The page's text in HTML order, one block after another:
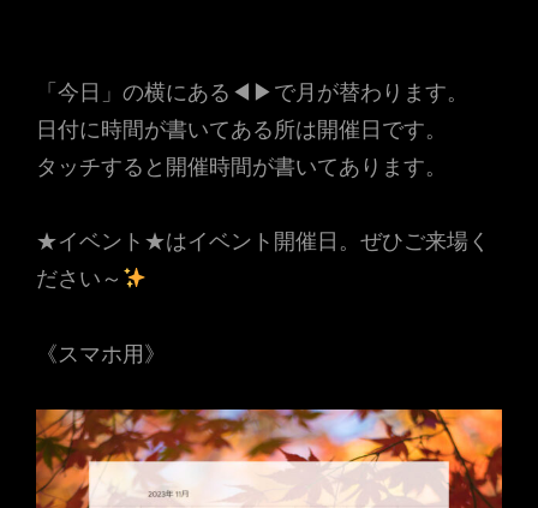
「今日」の横にある◀▶で月が替わります。
日付に時間が書いてある所は開催日です。
タッチすると開催時間が書いてあります。
★イベント★はイベント開催日。ぜひご来場く
ださい～
《スマホ用》